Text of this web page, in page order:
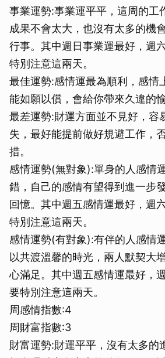
事業運勢:事業運平平，這周的工
成果不會太大，也沒有太多的機
行事。其中週日事業運最好，週
特別注意這兩天。
最佳運勢:感情運最為順利，感情
能如願以償，會給你帶來久違的愉
最差運勢:財運方面並不見好，容
失，最好能提前做好規避工作，
措。
感情運勢(無對象):單身的人感情
錯，自己的感情有望得到進一步
回憶。其中週五感情運最好，週
特別注意這兩天。
感情運勢(有對象):有伴的人感情
以共渡溫馨的時光，兩人默契大
心滿足。其中週五感情運最好，
要特別注意這兩天。
周感情指數:4
周財富指數:3
財富運勢:財運平平，沒有太多的